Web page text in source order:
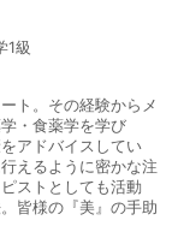
1級
ト。その経験からメ
・食薬学を学び
アドバイスしてい
えるように密かな注
ストとしても活動
皆様の『美』の手助